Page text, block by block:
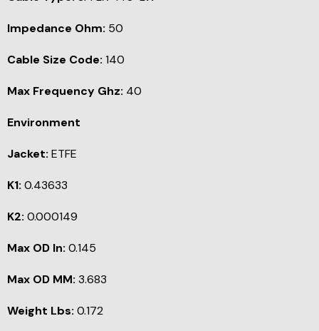
Impedance Ohm: 50
Cable Size Code: 140
Max Frequency Ghz: 40
Environment
Jacket: ETFE
K1: 0.43633
K2: 0.000149
Max OD In: 0.145
Max OD MM: 3.683
Weight Lbs: 0.172